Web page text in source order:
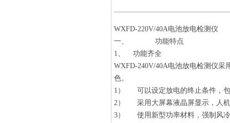
WXFD-220V/40A电池放电检测仪
一、 功能特点
1、 功能齐全
WXFD-240V/40A电池放电检测仪
色。
1） 可以设定放电的终止条件，包
2） 采用大屏幕液晶屏显示，人机
3） 使用新型功率材料，强制风冷